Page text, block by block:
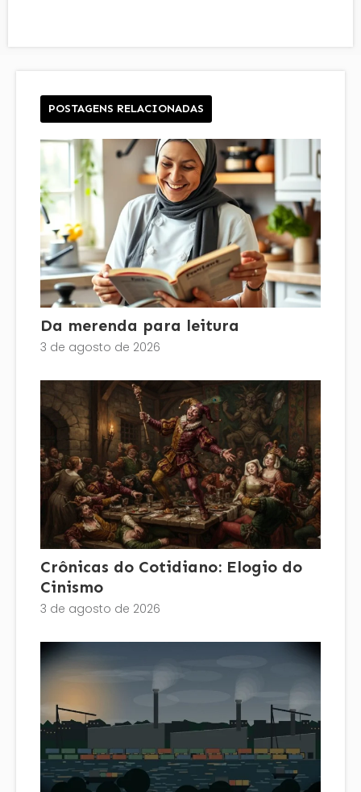
POSTAGENS RELACIONADAS
Da merenda para leitura
3 de agosto de 2026
Crônicas do Cotidiano: Elogio do
Cinismo
3 de agosto de 2026